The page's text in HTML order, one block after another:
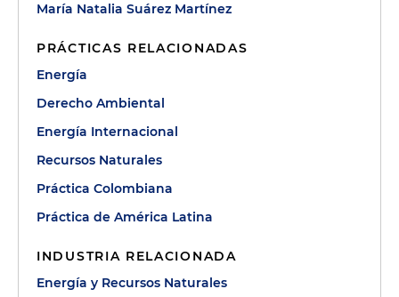
María Natalia Suárez Martínez
PRÁCTICAS RELACIONADAS
Energía
Derecho Ambiental
Energía Internacional
Recursos Naturales
Práctica Colombiana
Práctica de América Latina
INDUSTRIA RELACIONADA
Energía y Recursos Naturales